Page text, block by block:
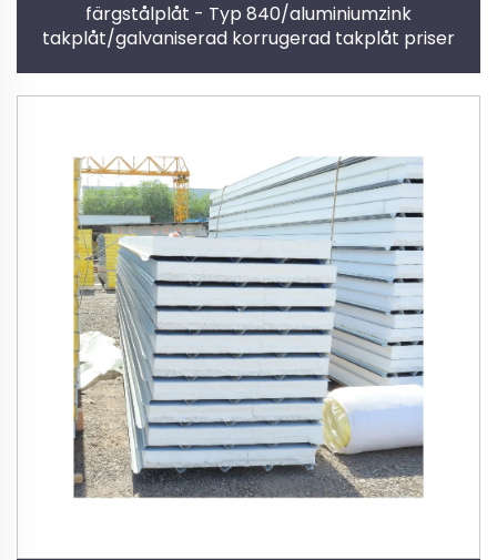
färgstålplåt - Typ 840/aluminiumzink
takplåt/galvaniserad korrugerad takplåt priser